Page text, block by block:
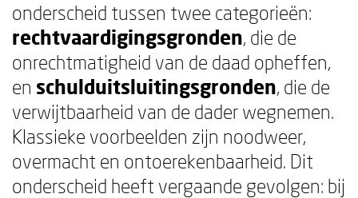
onderscheid tussen twee categorieën:
rechtvaardigingsgronden, die de
onrechtmatigheid van de daad opheffen,
en schulduitsluitingsgronden, die de
verwijtbaarheid van de dader wegnemen.
Klassieke voorbeelden zijn noodweer,
overmacht en ontoerekenbaarheid. Dit
onderscheid heeft vergaande gevolgen: bij